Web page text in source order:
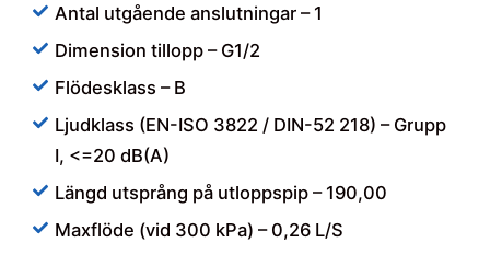
Antal utgående anslutningar – 1
Dimension tillopp – G1/2
Flödesklass – B
Ljudklass (EN-ISO 3822 / DIN-52 218) – Grupp
I, <=20 dB(A)
Längd utsprång på utloppspip – 190,00
Maxflöde (vid 300 kPa) – 0,26 L/S